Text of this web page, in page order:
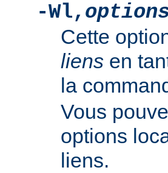
-Wl,
Cette
liens en
la
Vous
options
liens.